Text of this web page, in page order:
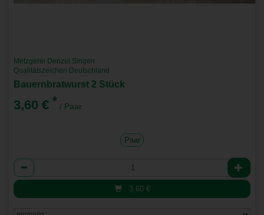
Metzgerei Denzel Singen
Qualitätszeichen Deutschland
Bauernbratwurst 2 Stück
3,60 € * / Paar
Paar
Anzahl
3,60 €